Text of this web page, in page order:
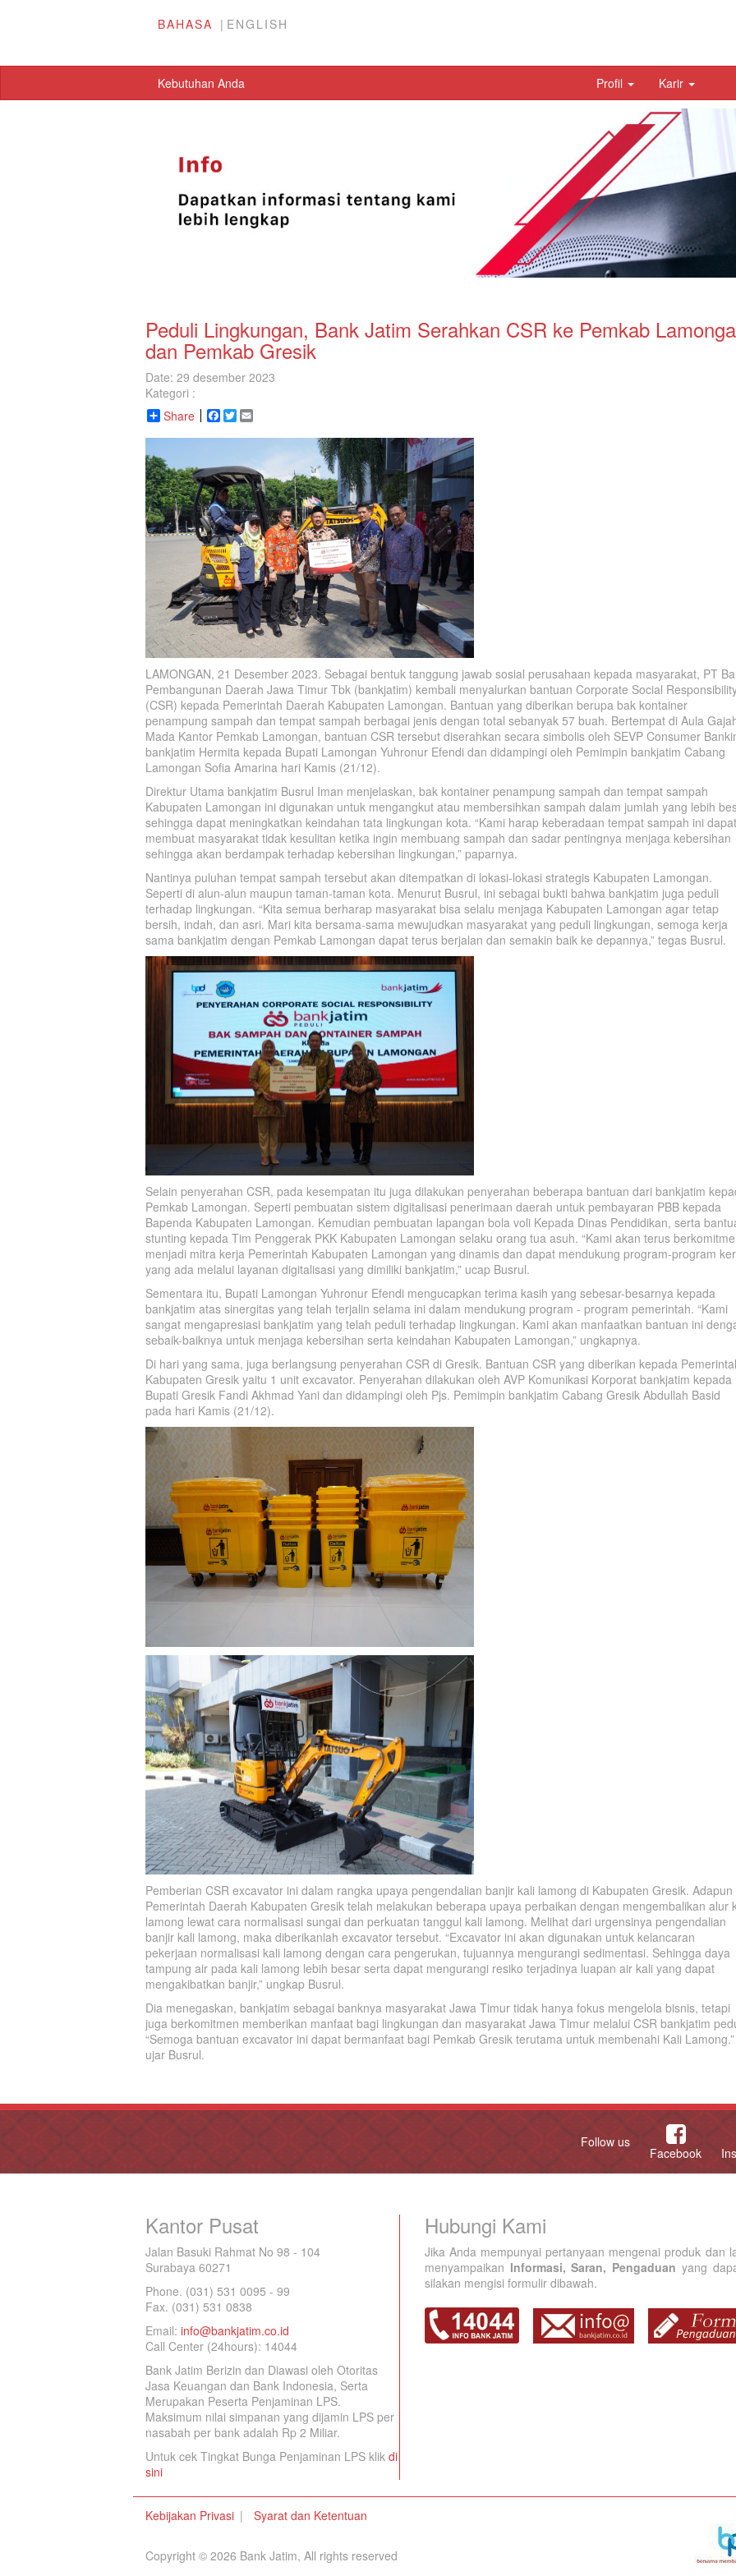
BAHASA ENGLISH
Kebutuhan Anda Profil Karir
Peduli Lingkungan, Bank Jatim Serahkan CSR ke Pemkab
dan Pemkab Gresik
Date: 29 desember 2023
Kategori :
Share
Facebook
Twitter
LAMONGAN, 21 Desember 2023. Sebagai bentuk tanggung jawab sosial perusahaan kepada masyarakat, PT
Pembangunan Daerah Jawa Timur Tbk (bankjatim) kembali menyalurkan bantuan Corporate Social
(CSR) kepada Pemerintah Daerah Kabupaten Lamongan. Bantuan yang diberikan berupa bak kontainer
penampung sampah dan tempat sampah berbagai jenis dengan total sebanyak 57 buah. Bertempat di Aula
Mada Kantor Pemkab Lamongan, bantuan CSR tersebut diserahkan secara simbolis oleh SEVP Consumer
bankjatim Hermita kepada Bupati Lamongan Yuhronur Efendi dan didampingi oleh Pemimpin bankjatim Cabang
Lamongan Sofia Amarina hari Kamis (21/12).
Direktur Utama bankjatim Busrul Iman menjelaskan, bak kontainer penampung sampah dan tempat sampah
Kabupaten Lamongan ini digunakan untuk mengangkut atau membersihkan sampah dalam jumlah yang lebih
sehingga dapat meningkatkan keindahan tata lingkungan kota. “Kami harap keberadaan tempat sampah ini dapat
membuat masyarakat tidak kesulitan ketika ingin membuang sampah dan sadar pentingnya menjaga kebersihan
sehingga akan berdampak terhadap kebersihan lingkungan,” paparnya.
Nantinya puluhan tempat sampah tersebut akan ditempatkan di lokasi-lokasi strategis Kabupaten Lamongan.
Seperti di alun-alun maupun taman-taman kota. Menurut Busrul, ini sebagai bukti bahwa bankjatim juga peduli
terhadap lingkungan. “Kita semua berharap masyarakat bisa selalu menjaga Kabupaten Lamongan agar tetap
bersih, indah, dan asri. Mari kita bersama-sama mewujudkan masyarakat yang peduli lingkungan, semoga kerja
sama bankjatim dengan Pemkab Lamongan dapat terus berjalan dan semakin baik ke depannya,” tegas Busrul.
Selain penyerahan CSR, pada kesempatan itu juga dilakukan penyerahan beberapa bantuan dari bankjatim
Pemkab Lamongan. Seperti pembuatan sistem digitalisasi penerimaan daerah untuk pembayaran PBB kepada
Bapenda Kabupaten Lamongan. Kemudian pembuatan lapangan bola voli Kepada Dinas Pendidikan, serta
stunting kepada Tim Penggerak PKK Kabupaten Lamongan selaku orang tua asuh. “Kami akan terus
menjadi mitra kerja Pemerintah Kabupaten Lamongan yang dinamis dan dapat mendukung program-program
yang ada melalui layanan digitalisasi yang dimiliki bankjatim,” ucap Busrul.
Sementara itu, Bupati Lamongan Yuhronur Efendi mengucapkan terima kasih yang sebesar-besarnya kepada
bankjatim atas sinergitas yang telah terjalin selama ini dalam mendukung program - program pemerintah. “Kami
sangat mengapresiasi bankjatim yang telah peduli terhadap lingkungan. Kami akan manfaatkan bantuan ini
sebaik-baiknya untuk menjaga kebersihan serta keindahan Kabupaten Lamongan,” ungkapnya.
Di hari yang sama, juga berlangsung penyerahan CSR di Gresik. Bantuan CSR yang diberikan kepada
Kabupaten Gresik yaitu 1 unit excavator. Penyerahan dilakukan oleh AVP Komunikasi Korporat bankjatim kepada
Bupati Gresik Fandi Akhmad Yani dan didampingi oleh Pjs. Pemimpin bankjatim Cabang Gresik Abdullah Basid
pada hari Kamis (21/12).
Pemberian CSR excavator ini dalam rangka upaya pengendalian banjir kali lamong di Kabupaten Gresik. Adapun
Pemerintah Daerah Kabupaten Gresik telah melakukan beberapa upaya perbaikan dengan mengembalikan alur
lamong lewat cara normalisasi sungai dan perkuatan tanggul kali lamong. Melihat dari urgensinya pengendalian
banjir kali lamong, maka diberikanlah excavator tersebut. “Excavator ini akan digunakan untuk kelancaran
pekerjaan normalisasi kali lamong dengan cara pengerukan, tujuannya mengurangi sedimentasi. Sehingga daya
tampung air pada kali lamong lebih besar serta dapat mengurangi resiko terjadinya luapan air kali yang dapat
mengakibatkan banjir,” ungkap Busrul.
Dia menegaskan, bankjatim sebagai banknya masyarakat Jawa Timur tidak hanya fokus mengelola bisnis, tetapi
juga berkomitmen memberikan manfaat bagi lingkungan dan masyarakat Jawa Timur melalui CSR bankjatim
“Semoga bantuan excavator ini dapat bermanfaat bagi Pemkab Gresik terutama untuk membenahi Kali Lamong.”
ujar Busrul.
Follow us
Facebook
Kantor Pusat
Jalan Basuki Rahmat No 98 - 104
Surabaya 60271
Phone. (031) 531 0095 - 99
Fax. (031) 531 0838
Email: info@bankjatim.co.id
Call Center (24hours): 14044
Bank Jatim Berizin dan Diawasi oleh Otoritas
Jasa Keuangan dan Bank Indonesia, Serta
Merupakan Peserta Penjaminan LPS.
Maksimum nilai simpanan yang dijamin LPS per
nasabah per bank adalah Rp 2 Miliar.
Untuk cek Tingkat Bunga Penjaminan LPS klik di
sini
Hubungi Kami
Jika Anda mempunyai pertanyaan mengenai produk dan
menyampaikan Informasi, Saran, Pengaduan yang
silakan mengisi formulir dibawah.
Kebijakan Privasi Syarat dan Ketentuan
Copyright © 2026 Bank Jatim, All rights reserved